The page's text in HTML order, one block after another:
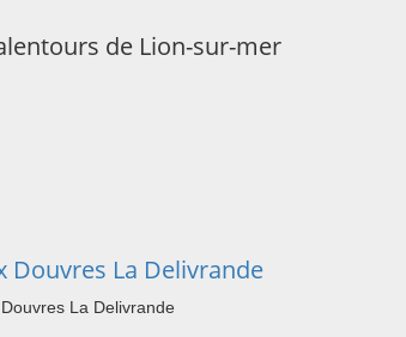
de Lion-sur-mer
Douvres La Delivrande
La Delivrande